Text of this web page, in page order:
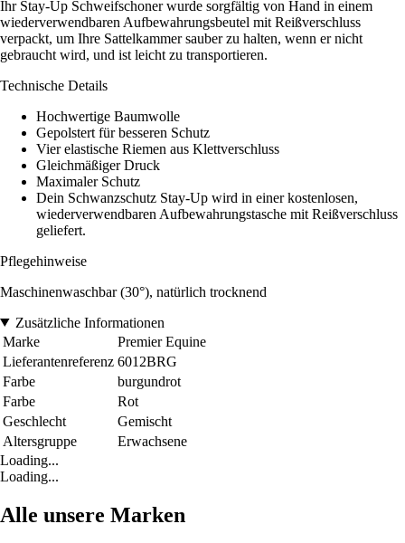
Ihr Stay-Up Schweifschoner wurde sorgfältig von Hand in einem
wiederverwendbaren Aufbewahrungsbeutel mit Reißverschluss
verpackt, um Ihre Sattelkammer sauber zu halten, wenn er nicht
gebraucht wird, und ist leicht zu transportieren.
Technische Details
Hochwertige Baumwolle
Gepolstert für besseren Schutz
Vier elastische Riemen aus Klettverschluss
Gleichmäßiger Druck
Maximaler Schutz
Dein Schwanzschutz Stay-Up wird in einer kostenlosen,
wiederverwendbaren Aufbewahrungstasche mit Reißverschluss
geliefert.
Pflegehinweise
Maschinenwaschbar (30°), natürlich trocknend
Zusätzliche Informationen
Marke
Premier Equine
Lieferantenreferenz 6012BRG
Farbe
burgundrot
Farbe
Rot
Geschlecht
Gemischt
Altersgruppe
Erwachsene
Loading...
Loading...
Alle unsere Marken